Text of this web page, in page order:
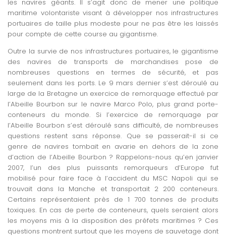
les navires géants. Il s’agit donc de mener une politique
maritime volontariste visant à développer nos infrastructures
portuaires de taille plus modeste pour ne pas être les laissés
pour compte de cette course au gigantisme.
Outre la survie de nos infrastructures portuaires, le gigantisme
des navires de transports de marchandises pose de
nombreuses questions en termes de sécurité, et pas
seulement dans les ports. Le 9 mars dernier s’est déroulé au
large de la Bretagne un exercice de remorquage effectué par
l’Abeille Bourbon sur le navire Marco Polo, plus grand porte-
conteneurs du monde. Si l’exercice de remorquage par
l’Abeille Bourbon s’est déroulé sans difficulté, de nombreuses
questions restent sans réponse. Que se passerait-il si ce
genre de navires tombait en avarie en dehors de la zone
d’action de l’Abeille Bourbon ? Rappelons-nous qu’en janvier
2007, l’un des plus puissants remorqueurs d’Europe fut
mobilisé pour faire face à l’accident du MSC Napoli qui se
trouvait dans la Manche et transportait 2 200 conteneurs.
Certains représentaient près de 1 700 tonnes de produits
toxiques. En cas de perte de conteneurs, quels seraient alors
les moyens mis à la disposition des préfets maritimes ? Ces
questions montrent surtout que les moyens de sauvetage dont